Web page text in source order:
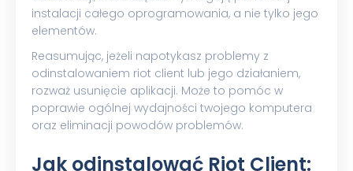
instalacji całego oprogramowania, a nie tylko jego
elementów.
Reasumując, jeżeli napotykasz problemy z
odinstalowaniem riot client lub jego działaniem,
rozważ usunięcie aplikacji. Może to pomóc w
poprawie ogólnej wydajności twojego komputera
oraz eliminacji powodów problemów.
Jak odinstalować Riot Client: